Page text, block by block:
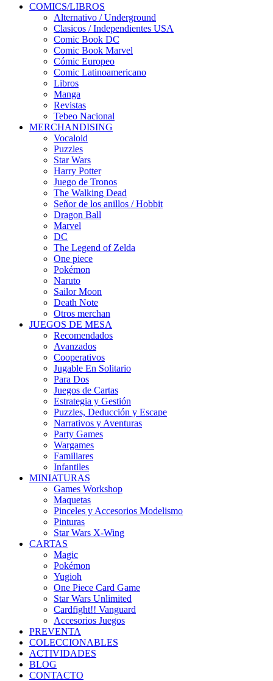
COMICS/LIBROS
Alternativo / Underground
Clasicos / Independientes USA
Comic Book DC
Comic Book Marvel
Cómic Europeo
Comic Latinoamericano
Libros
Manga
Revistas
Tebeo Nacional
MERCHANDISING
Vocaloid
Puzzles
Star Wars
Harry Potter
Juego de Tronos
The Walking Dead
Señor de los anillos / Hobbit
Dragon Ball
Marvel
DC
The Legend of Zelda
One piece
Pokémon
Naruto
Sailor Moon
Death Note
Otros merchan
JUEGOS DE MESA
Recomendados
Avanzados
Cooperativos
Jugable En Solitario
Para Dos
Juegos de Cartas
Estrategia y Gestión
Puzzles, Deducción y Escape
Narrativos y Aventuras
Party Games
Wargames
Familiares
Infantiles
MINIATURAS
Games Workshop
Maquetas
Pinceles y Accesorios Modelismo
Pinturas
Star Wars X-Wing
CARTAS
Magic
Pokémon
Yugioh
One Piece Card Game
Star Wars Unlimited
Cardfight!! Vanguard
Accesorios Juegos
PREVENTA
COLECCIONABLES
ACTIVIDADES
BLOG
CONTACTO